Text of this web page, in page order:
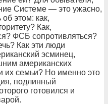
Системе — это ужасно,
этом: как,
Как,
ФСБ сопротивляться?
Как эти люди
эсминец,
американских
их семьи? Но именно это
подлинный
готовился и